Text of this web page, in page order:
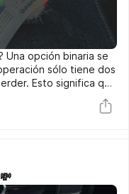
Una opción binaria se
sólo tiene dos
Esto significa que
precio o tipo de